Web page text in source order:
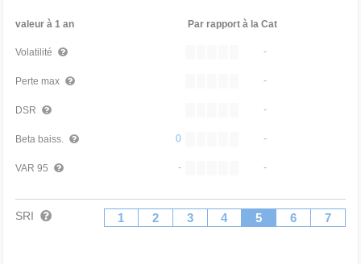
valeur à 1 an Par rapport à la Cat
Volatilité -
Perte max -
DSR -
Beta baiss. 0 -
VAR 95 - -
SRI 1 2 3 4 5 6 7